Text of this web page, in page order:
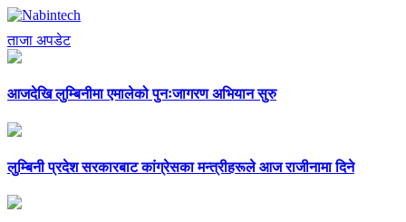
ताजा अपडेट
आजदेखि लुम्बिनीमा एमालेको पुनःजागरण अभियान सुरु
लुम्बिनी प्रदेश सरकारबाट कांग्रेसका मन्त्रीहरूले आज राजीनामा दिने